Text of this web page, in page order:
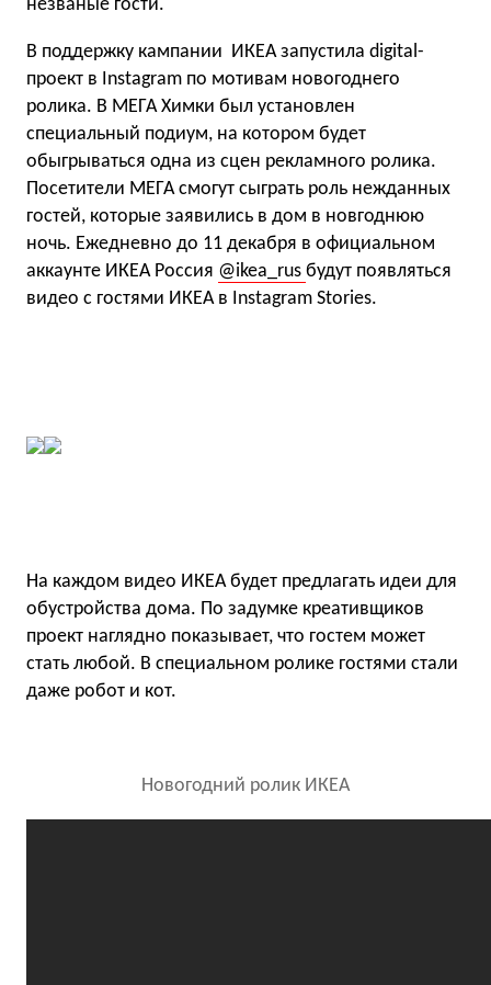
незваные гости.
В поддержку кампании ИКЕА запустила digital-
проект в Instagram по мотивам новогоднего
ролика. В МЕГА Химки был установлен
специальный подиум, на котором будет
обыгрываться одна из сцен рекламного ролика.
Посетители МЕГА смогут сыграть роль нежданных
гостей, которые заявились в дом в новгоднюю
ночь. Ежедневно до 11 декабря в официальном
аккаунте ИКЕА Россия @ikea_rus будут появляться
видео с гостями ИКЕА в Instagram Stories.
На каждом видео ИКЕА будет предлагать идеи для
обустройства дома. По задумке креативщиков
проект наглядно показывает, что гостем может
стать любой. В специальном ролике гостями стали
даже робот и кот.
Новогодний ролик ИКЕА